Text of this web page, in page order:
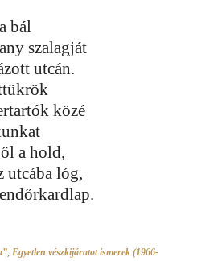
bál
szalagját
utcán.
közé
a hold,
utcába lóg,
Egyetlen vészkijáratot ismerek (1966-